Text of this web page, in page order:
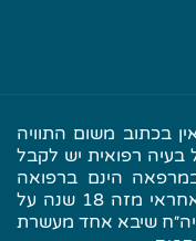
בכתוב משום התוויה
בעיה רפואית יש לקבל
הינם ברפואה
משלימה – רפואה סינית. דוד פרלה אחראי מזה 18 שנה על
שיבא אחד מעשרת